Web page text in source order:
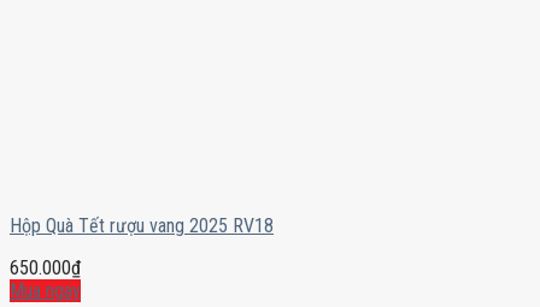
Hộp Quà Tết rượu vang 2025 RV18
650.000₫
Mua ngay